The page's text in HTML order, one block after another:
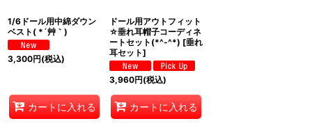
1/6ドール用中綿ダウン
ベスト( *´艸｀)
3,300円(税込)
カートに入れる
ドール用アウトフィット
☆垂れ耳帽子コーディネ
ートセット(*^-^*) [垂れ
耳セット]
3,960円(税込)
カートに入れる